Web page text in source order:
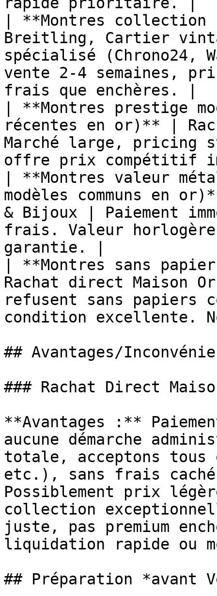
| **Montres collection
Breitling, Cartier
spécialisé (Chrono24,
vente 2-4 semaines,
frais que enchères. |
| **Montres prestige
récentes en or)** |
Marché large, pricing
offre prix compétitif
| **Montres valeur
modèles communs en
& Bijoux | Paiement
frais. Valeur
garantie. |
| **Montres sans
Rachat direct Maison
refusent sans papiers
condition excellente.
## Avantages/
### Rachat Direct
**Avantages :**
aucune démarche
totale, acceptons tous
etc.), sans frais
Possiblement prix
collection
juste, pas premium
liquidation rapide ou
## Préparation *avant